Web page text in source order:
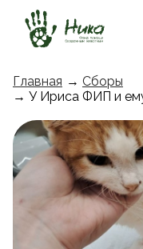
Главная → Сборы
→ У Ириса ФИП и